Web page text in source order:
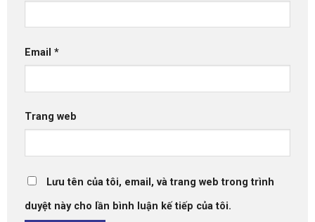
Email *
Trang web
Lưu tên của tôi, email, và trang web trong trình
duyệt này cho lần bình luận kế tiếp của tôi.